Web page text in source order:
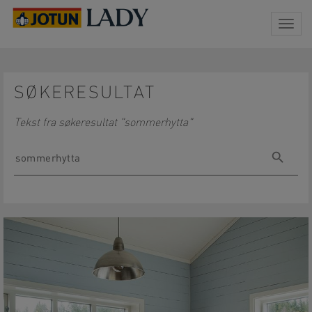
SØKERESULTAT
Tekst fra søkeresultat "sommerhytta"